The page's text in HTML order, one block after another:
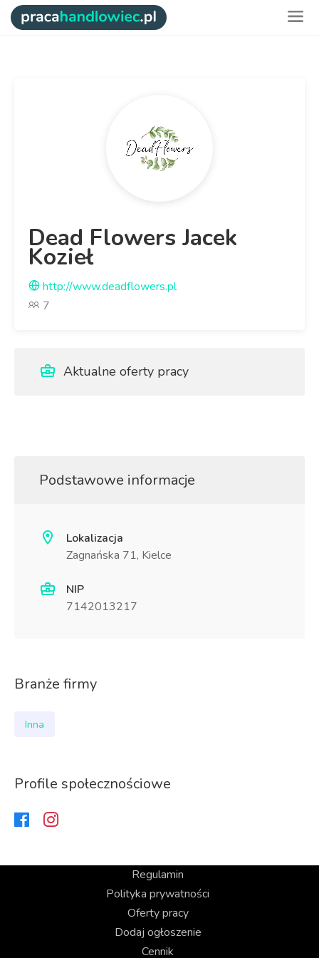
Dead Flowers Jacek
Kozieł
http://www.deadflowers.pl
7
Aktualne oferty pracy
Podstawowe informacje
Lokalizacja
Zagnańska 71, Kielce
NIP
7142013217
Branże firmy
Inna
Profile społecznościowe
Regulamin
Polityka prywatności
Oferty pracy
Dodaj ogłoszenie
Cennik